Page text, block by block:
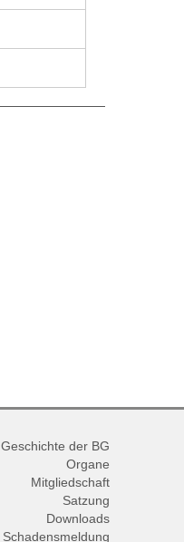
Geschichte der BG
Organe
Mitgliedschaft
Satzung
Downloads
Schadensmeldung